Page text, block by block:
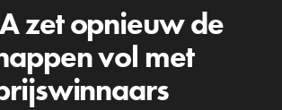
zet opnieuw de
vol met